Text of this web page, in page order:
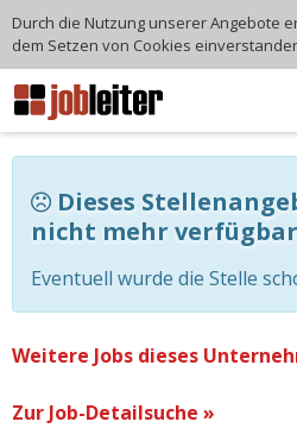
Dieses
nicht mehr
Eventuell wurde die Stelle
Weitere Jobs dieses
Zur Job-Detailsuche »
Durch die Nutzung unserer Angebote
dem Setzen von Cookies